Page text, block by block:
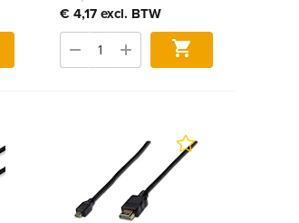
€ 4,17 excl. BTW
Bestel